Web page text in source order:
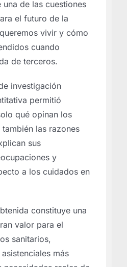
de las cuestiones
el futuro de la
vivir y cómo
cuando
de terceros.
investigación
permitió
qué opinan los
las razones
sus
y
a los cuidados en
constituye una
valor para el
sanitarios,
más